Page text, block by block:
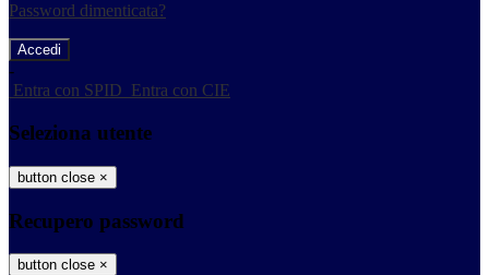
Password dimenticata?
-
Entra con SPID Entra con CIE
Seleziona utente
button close ×
Recupero password
button close ×